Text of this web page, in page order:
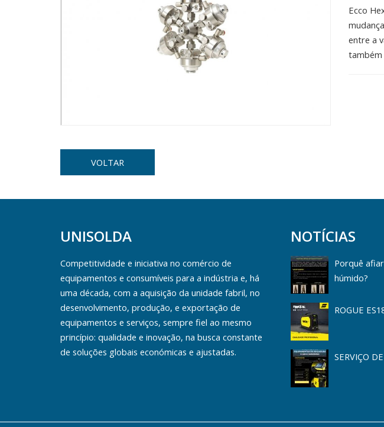
Ecco
entre a
também
VOLTAR
UNISOLDA
Competitividade e iniciativa no comércio de
equipamentos e consumíveis para a indústria e, há
uma década, com a aquisição da unidade fabril, no
desenvolvimento, produção, e exportação de
equipamentos e serviços, sempre fiel ao mesmo
princípio: qualidade e inovação, na busca constante
de soluções globais económicas e ajustadas.
NOTÍCIAS
Porquê
húmido?
ROGUE
SERVIÇO